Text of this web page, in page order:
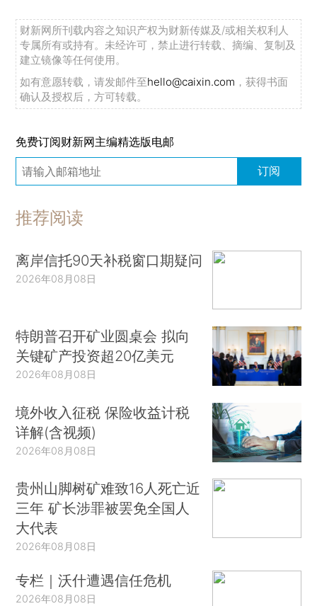
财新网所刊载内容之知识产权为财新传媒及/或相关权利人
专属所有或持有。未经许可，禁止进行转载、摘编、复制及
建立镜像等任何使用。
如有意愿转载，请发邮件至hello@caixin.com ，获得书面
确认及授权后，方可转载。
免费订阅财新网主编精选版电邮
订阅
推荐阅读
离岸信托90天补税窗口期疑问
2026年08月08日
特朗普召开矿业圆桌会 拟向
关键矿产投资超20亿美元
2026年08月08日
境外收入征税 保险收益计税
详解(含视频)
2026年08月08日
贵州山脚树矿难致16人死亡近
三年 矿长涉罪被罢免全国人
大代表
2026年08月08日
专栏｜沃什遭遇信任危机
2026年08月08日